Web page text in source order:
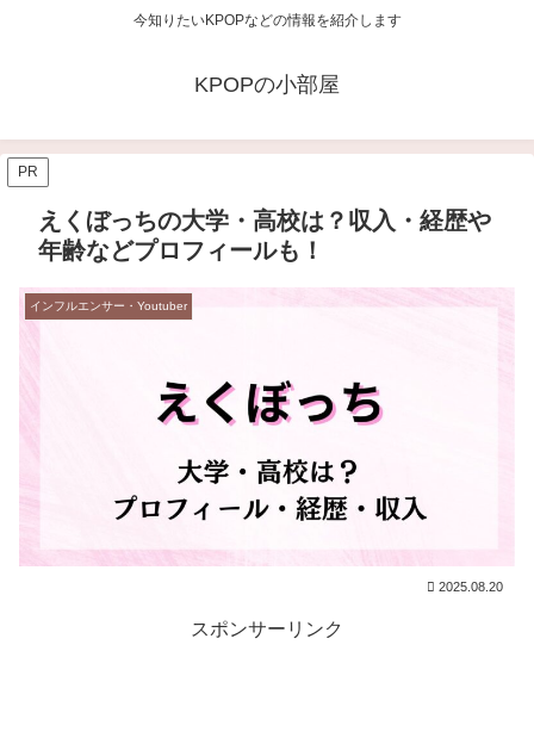
今知りたいKPOPなどの情報を紹介します
KPOPの小部屋
PR
えくぼっちの大学・高校は？収入・経歴や
年齢などプロフィールも！
インフルエンサー・Youtuber
2025.08.20
スポンサーリンク